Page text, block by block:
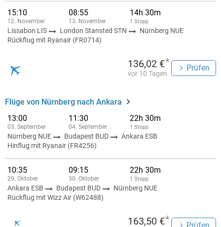
15:10
12. November
08:55
13. November
14h 30m
1 Stopp
Lissabon LIS London Stansted STN
Nürnberg NUE
Rückflug mit Ryanair (FR0714)
136,02 €*
vor 10 Tagen
Prüfen
Flüge von Nürnberg nach Ankara
13:00
03. September
11:30
04. September
22h 30m
1 Stopp
Nürnberg NUE Budapest BUD
Ankara ESB
Hinflug mit Ryanair (FR4256)
10:35
29. Oktober
09:15
30. Oktober
22h 30m
1 Stopp
Ankara ESB Budapest BUD
Nürnberg NUE
Rückflug mit Wizz Air (W62488)
163,50 €*